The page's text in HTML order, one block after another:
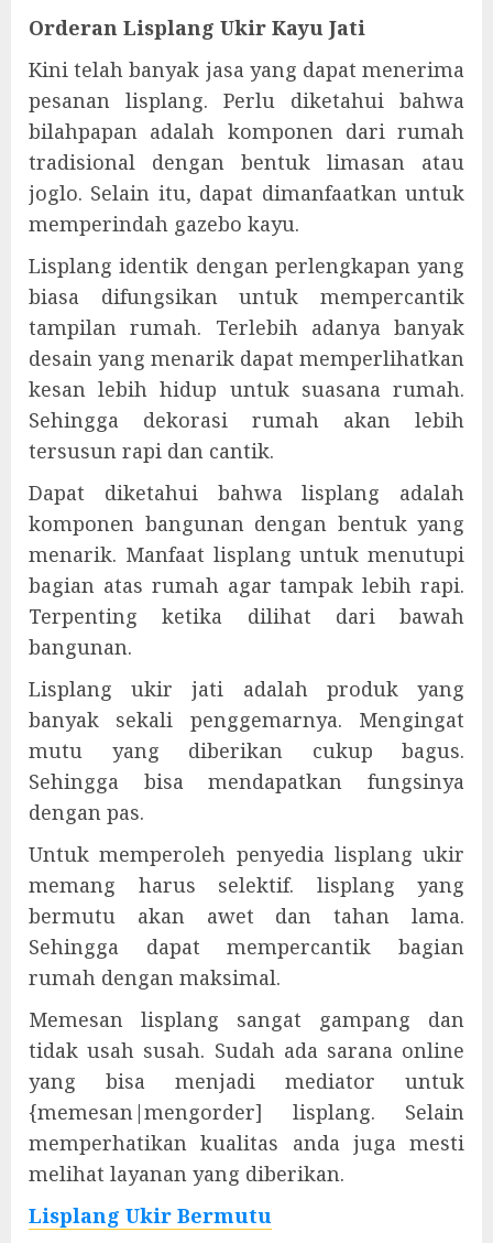
Orderan Lisplang Ukir Kayu Jati
Kini telah banyak jasa yang dapat menerima
pesanan lisplang. Perlu diketahui bahwa
bilahpapan adalah komponen dari rumah
tradisional dengan bentuk limasan atau
joglo. Selain itu, dapat dimanfaatkan untuk
memperindah gazebo kayu.
Lisplang identik dengan perlengkapan yang
biasa difungsikan untuk mempercantik
tampilan rumah. Terlebih adanya banyak
desain yang menarik dapat memperlihatkan
kesan lebih hidup untuk suasana rumah.
Sehingga dekorasi rumah akan lebih
tersusun rapi dan cantik.
Dapat diketahui bahwa lisplang adalah
komponen bangunan dengan bentuk yang
menarik. Manfaat lisplang untuk menutupi
bagian atas rumah agar tampak lebih rapi.
Terpenting ketika dilihat dari bawah
bangunan.
Lisplang ukir jati adalah produk yang
banyak sekali penggemarnya. Mengingat
mutu yang diberikan cukup bagus.
Sehingga bisa mendapatkan fungsinya
dengan pas.
Untuk memperoleh penyedia lisplang ukir
memang harus selektif. lisplang yang
bermutu akan awet dan tahan lama.
Sehingga dapat mempercantik bagian
rumah dengan maksimal.
Memesan lisplang sangat gampang dan
tidak usah susah. Sudah ada sarana online
yang bisa menjadi mediator untuk
{memesan|mengorder] lisplang. Selain
memperhatikan kualitas anda juga mesti
melihat layanan yang diberikan.
Lisplang Ukir Bermutu